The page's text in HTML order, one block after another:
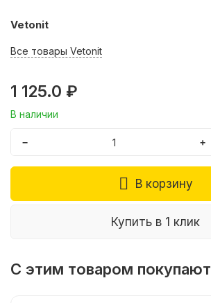
Vetonit
Все товары Vetonit
1 125.0 ₽
В наличии
− +
В корзину
Купить в 1 клик
С этим товаром покупают